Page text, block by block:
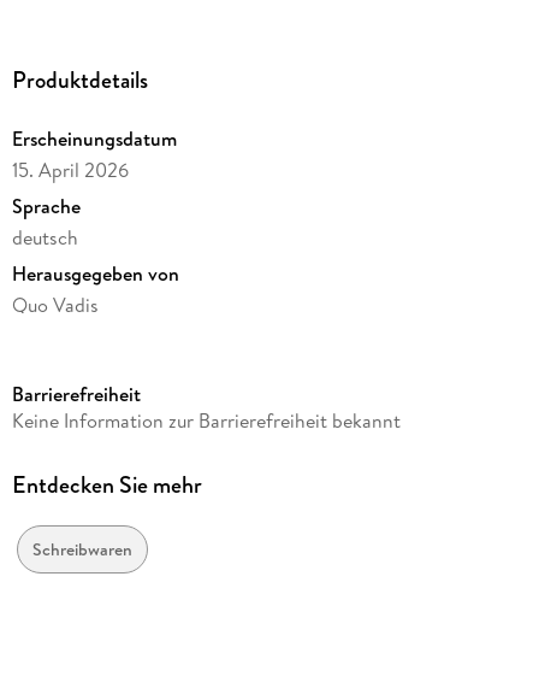
Pädagogen entwickelt.
Produktdetails
Erscheinungsdatum
15. April 2026
Sprache
deutsch
Herausgegeben von
Quo Vadis
Produktart
Gewicht
Größe (L/B/H)
272/217/11 mm
Barrierefreiheit
Keine Information zur Barrierefreiheit bekannt
Entdecken Sie mehr
Schreibwaren